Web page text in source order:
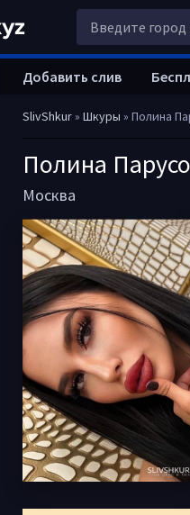
SlivShkur» Шкуры » Полина
Полина
Москва
Добавить слив